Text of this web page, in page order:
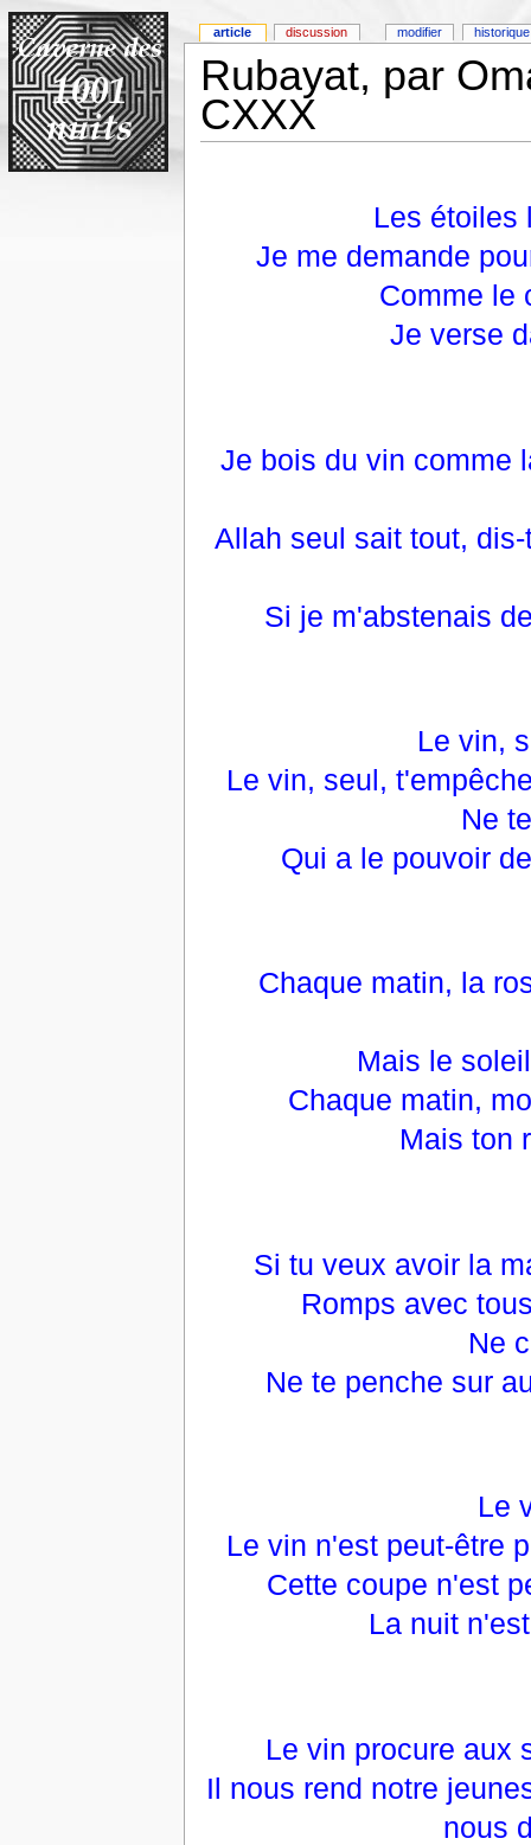
Rubayat, par
CXXX
Les étoiles
Je me demande
Comme le
Je verse
Je bois du vin comme
Allah seul sait tout,
Si je m'abstenais
Le vin,
Le vin, seul,
Ne
Qui a le pouvoir
Chaque matin, la
Mais le
Chaque matin,
Mais ton
Si tu veux avoir la
Romps avec
Ne
Ne te penche sur
Le
Le vin n'est peut-être
Cette coupe n'est
La nuit
Le vin procure aux
Il nous rend notre
nous
article discussion modifier historique